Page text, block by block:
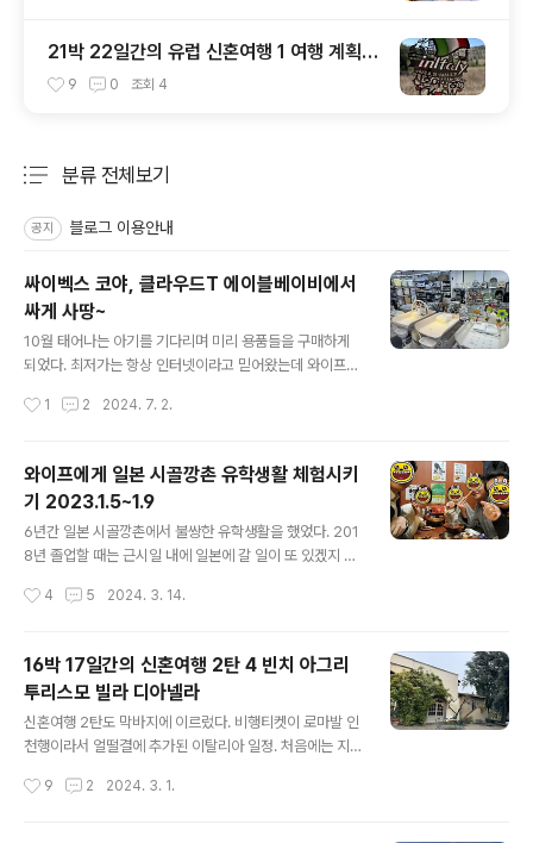
21박 22일간의 유럽 신혼여행 1 여행 계획,
이탈리아 로마
9 0 조회 4
분류 전체보기
공지 블로그 이용안내
싸이벡스 코야, 클라우드T 에이블베이비에서
싸게 사땅~
10월 태어나는 아기를 기다리며 미리 용품들을 구매하게
되었다. 최저가는 항상 인터넷이라고 믿어왔는데 와이프말
러보기로... 큰 기대 없이 들렀던 에이블베이비. 생각보다
물품들이 모조리 다 있었고, 대부분 인터넷 최저가 보다 저
렴했다. 그래서 간김에 유모차랑 카시트를 사버렸다 ㅎ 아
기가 태어나고 몇년간 제법 들락거릴듯 하다
1 2 2024. 7. 2.
와이프에게 일본 시골깡촌 유학생활 체험시키
기 2023.1.5~1.9
6년간 일본 시골깡촌에서 불쌍한 유학생활을 했었다. 201
8년 졸업할 때는 근시일 내에 일본에 갈 일이 또 있겠지 싶
년 코로나가 터지고 일본방문이 불가능해졌다. 덕분에 몇
없는 일본계좌를 없애기 위해 일본행을 계획했다. 이번 여
행코스의 핵심은 1. 내가 6년간 이렇게 썩어가며 개고생 했
다 2. 내가 학창 시절 다녔던 맛집순례 3. 일본은행 체험 4.
내 친구들 소개 학교 기숙사에서 2박, 도쿄에서 2박. 최대
한 컴팩트하게... 학교 다닐 때는 항상 도쿄보다는 나고야국
이 없어져버려서 선택의 여지없이 나리타행 비행기를 탔
4 5 2024. 3. 14.
16박 17일간의 신혼여행 2탄 4 빈치 아그리
투리스모 빌라 디아넬라
신혼여행 2탄도 막바지에 이르렀다. 비행티켓이 로마발 인
천행이라서 얼떨결에 추가된 이탈리아 일정. 처음에는 지
까 했었는데 아그리투리스모 뽕에서 헤어 나오지 못 한 와
9 2 2024. 3. 1.